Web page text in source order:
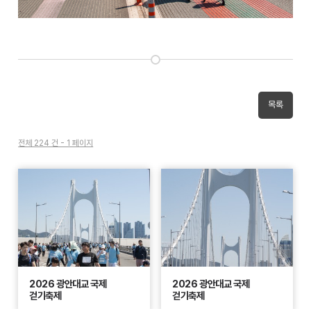
목록
전체 224 건 - 1 페이지
2026 광안대교 국제
걷기축제
2026 광안대교 국제
걷기축제